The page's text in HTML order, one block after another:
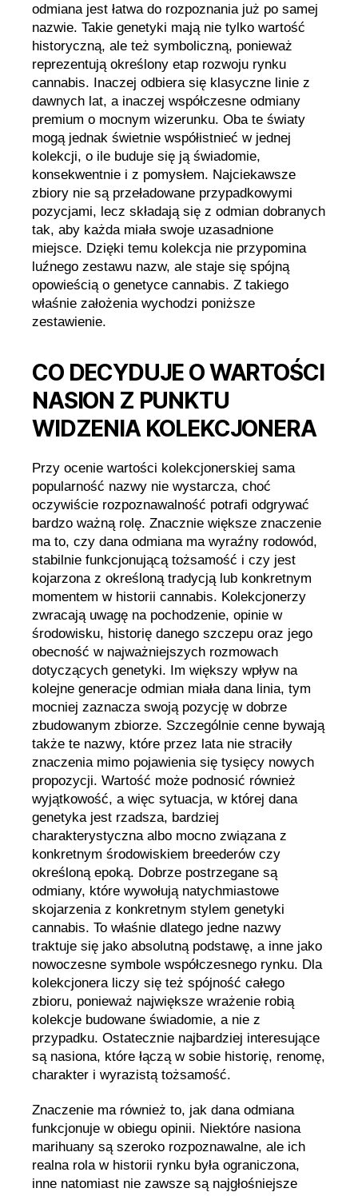
odmiana jest łatwa do rozpoznania już po samej
nazwie. Takie genetyki mają nie tylko wartość
historyczną, ale też symboliczną, ponieważ
reprezentują określony etap rozwoju rynku
cannabis. Inaczej odbiera się klasyczne linie z
dawnych lat, a inaczej współczesne odmiany
premium o mocnym wizerunku. Oba te światy
mogą jednak świetnie współistnieć w jednej
kolekcji, o ile buduje się ją świadomie,
konsekwentnie i z pomysłem. Najciekawsze
zbiory nie są przeładowane przypadkowymi
pozycjami, lecz składają się z odmian dobranych
tak, aby każda miała swoje uzasadnione
miejsce. Dzięki temu kolekcja nie przypomina
luźnego zestawu nazw, ale staje się spójną
opowieścią o genetyce cannabis. Z takiego
właśnie założenia wychodzi poniższe
zestawienie.
CO DECYDUJE O WARTOŚCI
NASION Z PUNKTU
WIDZENIA KOLEKCJONERA
Przy ocenie wartości kolekcjonerskiej sama
popularność nazwy nie wystarcza, choć
oczywiście rozpoznawalność potrafi odgrywać
bardzo ważną rolę. Znacznie większe znaczenie
ma to, czy dana odmiana ma wyraźny rodowód,
stabilnie funkcjonującą tożsamość i czy jest
kojarzona z określoną tradycją lub konkretnym
momentem w historii cannabis. Kolekcjonerzy
zwracają uwagę na pochodzenie, opinie w
środowisku, historię danego szczepu oraz jego
obecność w najważniejszych rozmowach
dotyczących genetyki. Im większy wpływ na
kolejne generacje odmian miała dana linia, tym
mocniej zaznacza swoją pozycję w dobrze
zbudowanym zbiorze. Szczególnie cenne bywają
także te nazwy, które przez lata nie straciły
znaczenia mimo pojawienia się tysięcy nowych
propozycji. Wartość może podnosić również
wyjątkowość, a więc sytuacja, w której dana
genetyka jest rzadsza, bardziej
charakterystyczna albo mocno związana z
konkretnym środowiskiem breederów czy
określoną epoką. Dobrze postrzegane są
odmiany, które wywołują natychmiastowe
skojarzenia z konkretnym stylem genetyki
cannabis. To właśnie dlatego jedne nazwy
traktuje się jako absolutną podstawę, a inne jako
nowoczesne symbole współczesnego rynku. Dla
kolekcjonera liczy się też spójność całego
zbioru, ponieważ największe wrażenie robią
kolekcje budowane świadomie, a nie z
przypadku. Ostatecznie najbardziej interesujące
są nasiona, które łączą w sobie historię, renomę,
charakter i wyrazistą tożsamość.
Znaczenie ma również to, jak dana odmiana
funkcjonuje w obiegu opinii. Niektóre nasiona
marihuany są szeroko rozpoznawalne, ale ich
realna rola w historii rynku była ograniczona,
inne natomiast nie zawsze są najgłośniejsze